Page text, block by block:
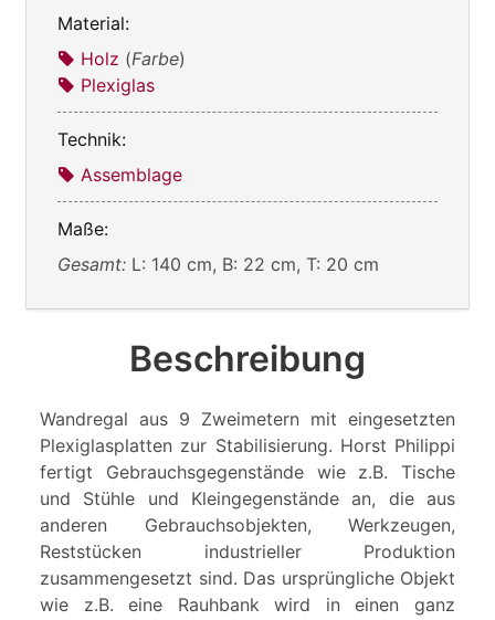
Material:
Holz (Farbe)
Plexiglas
Technik:
Assemblage
Maße:
Gesamt: L: 140 cm, B: 22 cm, T: 20 cm
Beschreibung
Wandregal aus 9 Zweimetern mit eingesetzten
Plexiglasplatten zur Stabilisierung. Horst Philippi
fertigt Gebrauchsgegenstände wie z.B. Tische
und Stühle und Kleingegenstände an, die aus
anderen Gebrauchsobjekten, Werkzeugen,
Reststücken industrieller Produktion
zusammengesetzt sind. Das ursprüngliche Objekt
wie z.B. eine Rauhbank wird in einen ganz